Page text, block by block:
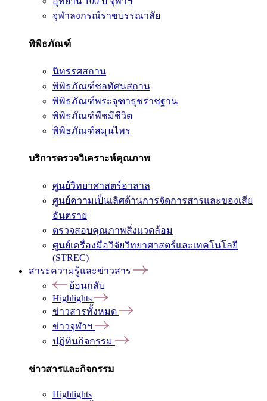
จุฬาลงกรณ์ราชบรรณาลัย
พิพิธภัณฑ์
นิทรรศสถาน
พิพิธภัณฑ์ชลทัศนสถาน
พิพิธภัณฑ์พระจุฑาธุชราชฐาน
พิพิธภัณฑ์พืชมีชีวิต
พิพิธภัณฑ์สมุนไพร
บริการตรวจวิเคราะห์คุณภาพ
ศูนย์วิทยาศาสตร์ฮาลาล
ศูนย์ความเป็นเลิศด้านการจัดการสารและของเสีย
อันตราย
ตรวจสอบคุณภาพสิ่งแวดล้อม
ศูนย์เครื่องมือวิจัยวิทยาศาสตร์และเทคโนโลยี
(STREC)
สาระความรู้และข่าวสาร
ย้อนกลับ
Highlights
ข่าวสารทั้งหมด
ข่าวจุฬาฯ
ปฏิทินกิจกรรม
ข่าวสารและกิจกรรม
Highlights